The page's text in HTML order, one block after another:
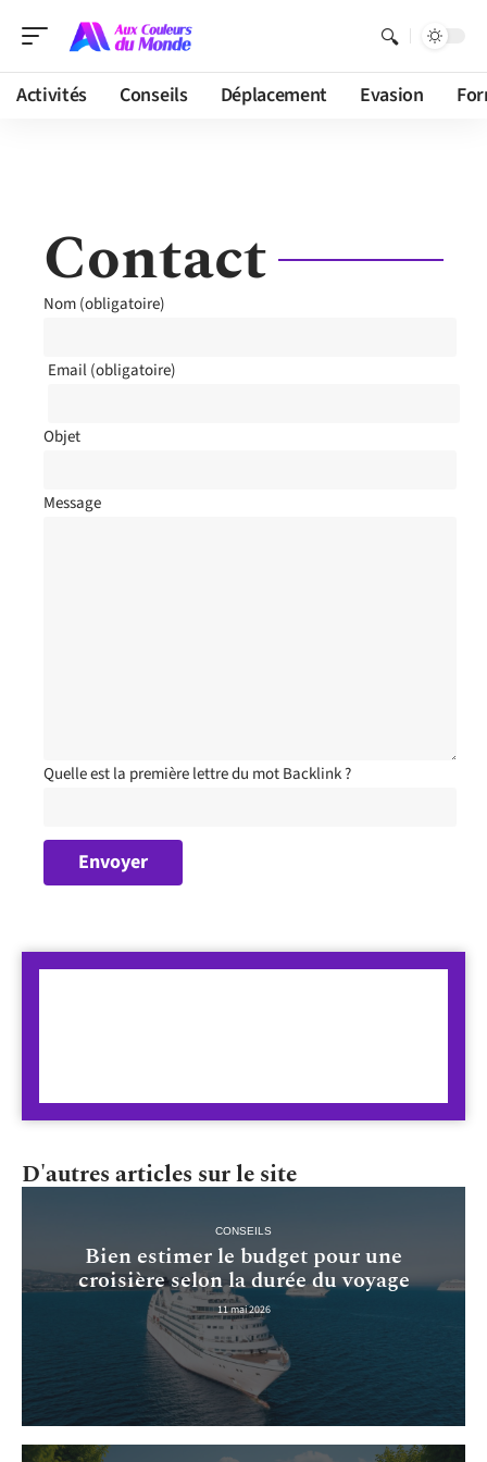
Activités Conseils Déplacement Evasion
Contact
Nom (obligatoire)
Email (obligatoire)
Objet
Message
Quelle est la première lettre du mot Backlink ?
D'autres articles sur le site
CONSEILS
Bien estimer le budget pour une
croisière selon la durée du voyage
11 mai 2026